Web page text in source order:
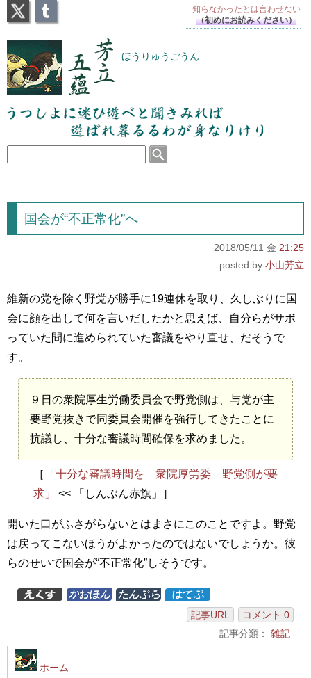
芳立五蘊 ほうりゅうごうん
うつしよに迷ひ遊べと聞きみれば遊ばれ暮るるわが
身なりけり
国会が“不正常化”へ
2018/05/11 金 21:25
小山芳立
維新の党を除く野党が勝手に19連休を取り、久しぶりに国
会に顔を出して何を言いだしたかと思えば、自分らがサボ
っていた間に進められていた審議をやり直せ、だそうで
す。
９日の衆院厚生労働委員会で野党側は、与党が主
要野党抜きで同委員会開催を強行してきたことに
抗議し、十分な審議時間確保を求めました。
［
「十分な審議時間を 衆院厚労委 野党側が要
求」
<< 「しんぶん赤旗」］
開いた口がふさがらないとはまさにこのことですよ。野党
は戻ってこないほうがよかったのではないでしょうか。彼
らのせいで国会が“不正常化”しそうです。
記事URL
コメント 0
記事分類： 雑記
ホーム
知らなかったとは言わせない
（初めにお読みください）
X Tumblr